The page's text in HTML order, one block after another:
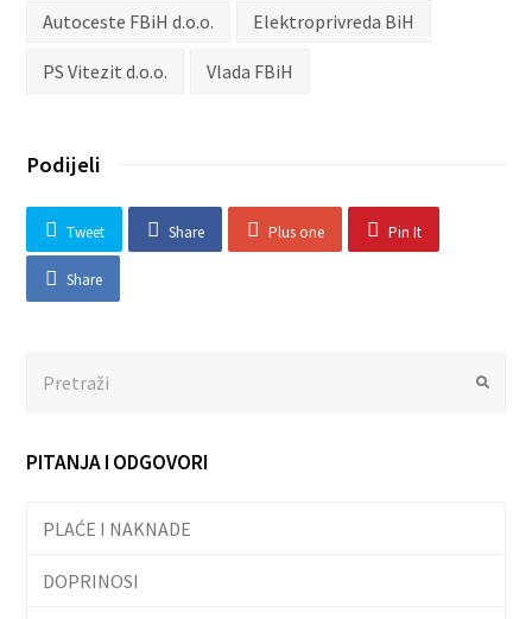
Autoceste FBiH d.o.o. Elektroprivreda BiH
PS Vitezit d.o.o. Vlada FBiH
Podijeli
Tweet Share Plus one Pin It
Share
PITANJA I ODGOVORI
PLAĆE I NAKNADE
DOPRINOSI